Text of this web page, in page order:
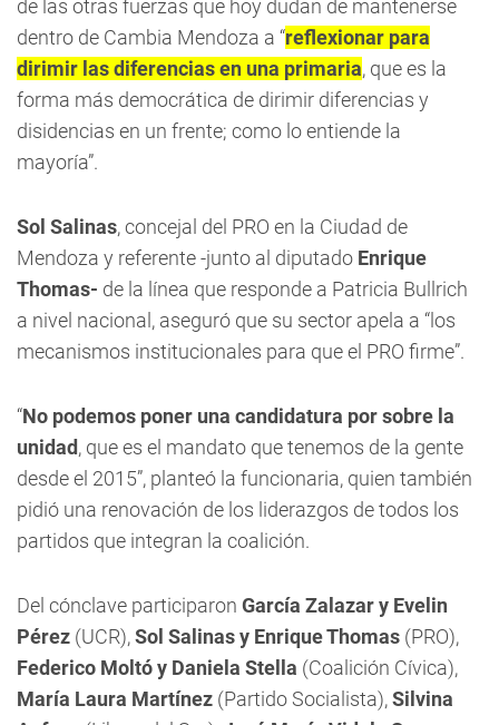
de las otras fuerzas que hoy dudan de mantenerse
dentro de Cambia Mendoza a “reflexionar para
dirimir las diferencias en una primaria, que es la
forma más democrática de dirimir diferencias y
disidencias en un frente; como lo entiende la
mayoría”.
Sol Salinas, concejal del PRO en la Ciudad de
Mendoza y referente -junto al diputado Enrique
Thomas- de la línea que responde a Patricia Bullrich
a nivel nacional, aseguró que su sector apela a “los
mecanismos institucionales para que el PRO firme”.
“No podemos poner una candidatura por sobre la
unidad, que es el mandato que tenemos de la gente
desde el 2015”, planteó la funcionaria, quien también
pidió una renovación de los liderazgos de todos los
partidos que integran la coalición.
Del cónclave participaron García Zalazar y Evelin
Pérez (UCR),Sol Salinas y Enrique Thomas (PRO),
Federico Moltó y Daniela Stella (Coalición Cívica),
María Laura Martínez (Partido Socialista),Silvina